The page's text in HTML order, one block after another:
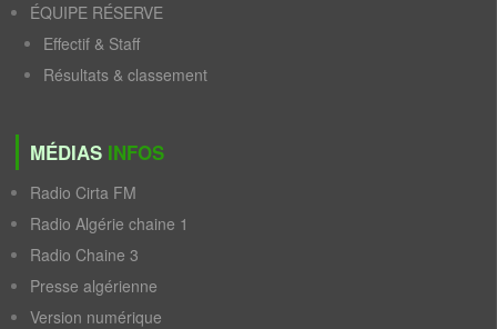
ÉQUIPE RÉSERVE
Effectif & Staff
Résultats & classement
MÉDIAS INFOS
Radio Cirta FM
Radio Algérie chaine 1
Radio Chaine 3
Presse algérienne
Version numérique